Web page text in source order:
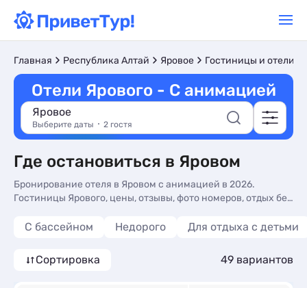
Главная Республика Алтай Яровое Гостиницы и отели
Отели Ярового - С анимацией
Яровое
Выберите даты 2 гостя
Где остановиться в Яровом
Бронирование отеля в Яровом с анимацией в 2026.
Гостиницы Ярового, цены, отзывы, фото номеров, отдых без
С бассейном Недорого Для отдыха с детьми
Сортировка 49 вариантов